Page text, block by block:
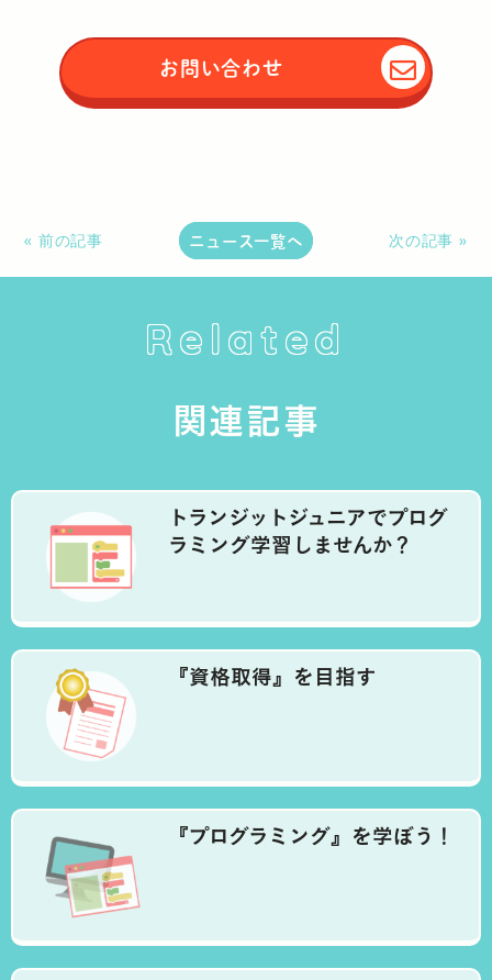
お問い合わせ
« 前の記事 ニュース一覧へ 次の記事 »
Related
関連記事
トランジットジュニアでプログ
ラミング学習しませんか？
『資格取得』を目指す
『プログラミング』を学ぼう！